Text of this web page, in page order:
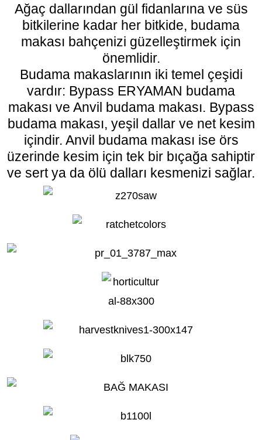
Ağaç dallarından gül fidanlarına ve süs
bitkilerine kadar her bitkide, budama
makası bahçenizi güzelleştirmek için
önemlidir.
Budama makaslarının iki temel çeşidi
vardır: Bypass ERYAMAN budama
makası ve Anvil budama makası. Bypass
budama makası, yeşil dallar ve net kesim
içindir. Anvil budama makası ise örs
üzerinde kesim için tek bir bıçağa sahiptir
ve sert ya da ölü dalları kesmenizi sağlar.